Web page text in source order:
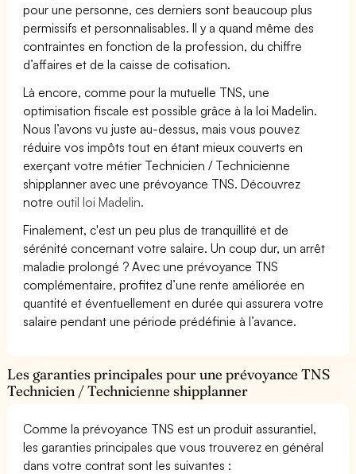
pour une personne, ces derniers sont beaucoup plus
permissifs et personnalisables. Il y a quand même des
contraintes en fonction de la profession, du chiffre
d’affaires et de la caisse de cotisation.
Là encore, comme pour la mutuelle TNS, une
optimisation fiscale est possible grâce à la loi Madelin.
Nous l’avons vu juste au-dessus, mais vous pouvez
réduire vos impôts tout en étant mieux couverts en
exerçant votre métier Technicien / Technicienne
shipplanner avec une prévoyance TNS. Découvrez
notre outil loi Madelin.
Finalement, c'est un peu plus de tranquillité et de
sérénité concernant votre salaire. Un coup dur, un arrêt
maladie prolongé ? Avec une prévoyance TNS
complémentaire, profitez d’une rente améliorée en
quantité et éventuellement en durée qui assurera votre
salaire pendant une période prédéfinie à l’avance.
Les garanties principales pour une prévoyance TNS
Technicien / Technicienne shipplanner
Comme la prévoyance TNS est un produit assurantiel,
les garanties principales que vous trouverez en général
dans votre contrat sont les suivantes :